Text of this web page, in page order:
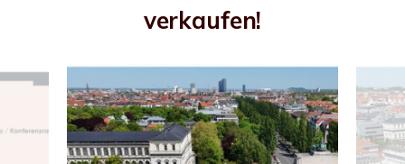
verkaufen!